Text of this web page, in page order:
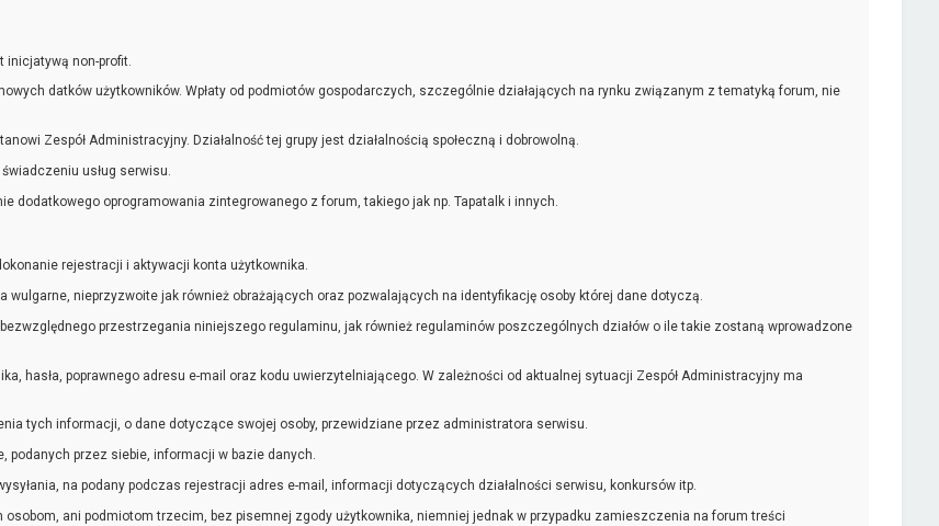
non-profit.
datków użytkowników. Wpłaty od podmiotów gospodarczych, szczególnie działających na rynku związanym z tematyką forum, nie
Zespół Administracyjny. Działalność tej grupy jest działalnością społeczną i dobrowolną.
usług serwisu.
dodatkowego oprogramowania zintegrowanego z forum, takiego jak np. Tapatalk i innych.
rejestracji i aktywacji konta użytkownika.
wulgarne, nieprzyzwoite jak również obrażających oraz pozwalających na identyfikację osoby której dane dotyczą.
przestrzegania niniejszego regulaminu, jak również regulaminów poszczególnych działów o ile takie zostaną wprowadzone
hasła, poprawnego adresu e-mail oraz kodu uwierzytelniającego. W zależności od aktualnej sytuacji Zespół Administracyjny ma
tych informacji, o dane dotyczące swojej osoby, przewidziane przez administratora serwisu.
podanych przez siebie, informacji w bazie danych.
na podany podczas rejestracji adres e-mail, informacji dotyczących działalności serwisu, konkursów itp.
ani podmiotom trzecim, bez pisemnej zgody użytkownika, niemniej jednak w przypadku zamieszczenia na forum treści